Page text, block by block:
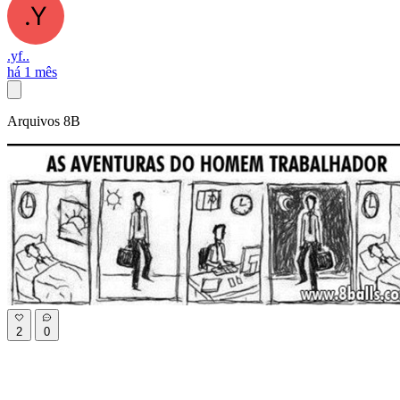
.yf..
há 1 mês
Arquivos 8B
2 0